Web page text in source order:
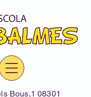
Bous,1 08301